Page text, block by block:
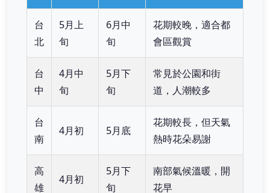
台
北
5月上
旬
6月中
旬
花期較晚，適合都
會區觀賞
台
中
4月中
旬
5月下
旬
常見於公園和街
道，人潮較多
台
南
4月初 5月底
花期較長，但天氣
熱時花朵易謝
高
雄
4月初
5月下
旬
南部氣候溫暖，開
花早